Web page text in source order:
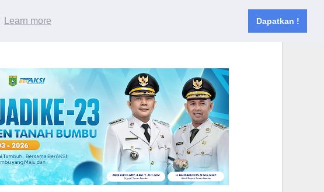
Learn more Dapatkan !
Kontak